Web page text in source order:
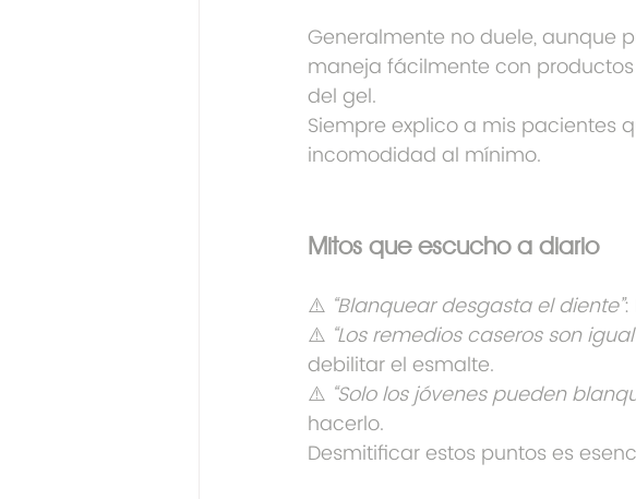
Generalmente no duele, aunque
maneja fácilmente con
del gel.
Siempre explico a mis pacientes
incomodidad al mínimo.
Mitos que escucho a diario
⚠️ “Blanquear desgasta el diente”:
⚠️ “Los remedios caseros son
debilitar el esmalte.
⚠️ “Solo los jóvenes pueden
hacerlo.
Desmitificar estos puntos es